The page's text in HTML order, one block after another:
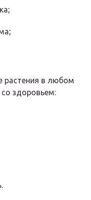
растения в любом
здоровьем: